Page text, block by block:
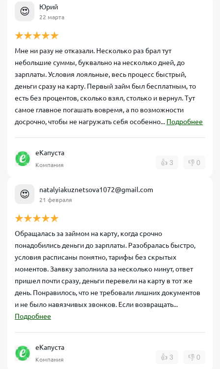
😍 Юрий
22 марта
Мне ни разу не отказали. Несколько раз брал тут
небольшие суммы, буквально на несколько дней, до
зарплаты. Условия лояльные, весь процесс быстрый,
деньги сразу на карту. Первый займ был бесплатным, то
есть без процентов, сколько взял, столько и вернул. Тут
самое главное погашать вовремя, а по возможности
досрочно, чтобы не нагружать себя особенно... Подробнее
еКапуста
Компания 👍 3 👎 0
😍 natalyiakuznetsova1072@gmail.com
21 февраля
Обращалась за займом на карту, когда срочно
понадобились деньги до зарплаты. Разобралась быстро,
условия расписаны понятно, тарифы без скрытых
моментов. Заявку заполнила за несколько минут, ответ
пришел почти сразу, деньги перевели на карту в тот же
день. Понравилось, что не требовали лишних документов
и не было навязчивых звонков. Если возвращать...
Подробнее
еКапуста
Компания 👍 3 👎 0